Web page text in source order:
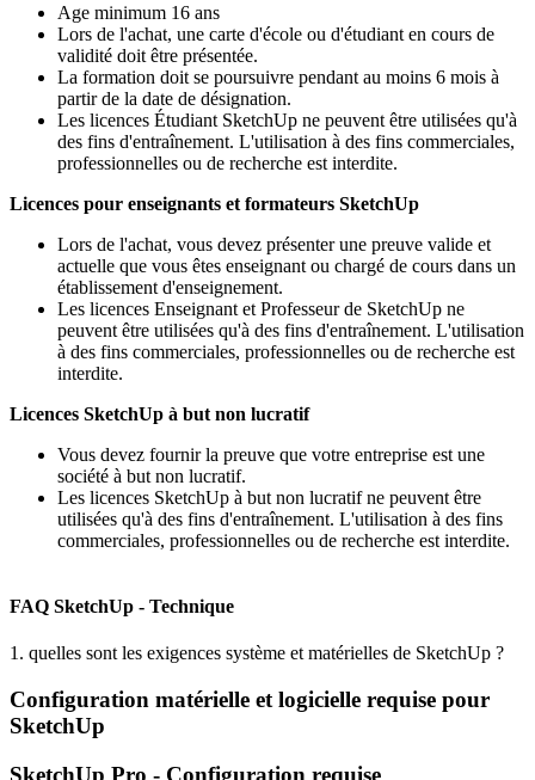
Age minimum 16 ans
Lors de l'achat, une carte d'école ou d'étudiant en cours de
validité doit être présentée.
La formation doit se poursuivre pendant au moins 6 mois à
partir de la date de désignation.
Les licences Étudiant SketchUp ne peuvent être utilisées qu'à
des fins d'entraînement. L'utilisation à des fins commerciales,
professionnelles ou de recherche est interdite.
Licences pour enseignants et formateurs SketchUp
Lors de l'achat, vous devez présenter une preuve valide et
actuelle que vous êtes enseignant ou chargé de cours dans un
établissement d'enseignement.
Les licences Enseignant et Professeur de SketchUp ne
peuvent être utilisées qu'à des fins d'entraînement. L'utilisation
à des fins commerciales, professionnelles ou de recherche est
interdite.
Licences SketchUp à but non lucratif
Vous devez fournir la preuve que votre entreprise est une
société à but non lucratif.
Les licences SketchUp à but non lucratif ne peuvent être
utilisées qu'à des fins d'entraînement. L'utilisation à des fins
commerciales, professionnelles ou de recherche est interdite.
FAQ SketchUp - Technique
1. quelles sont les exigences système et matérielles de SketchUp ?
Configuration matérielle et logicielle requise pour
SketchUp
SketchUp Pro - Configuration requise